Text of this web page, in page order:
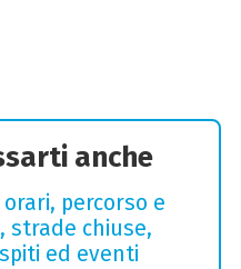
anche
percorso e
strade chiuse,
ed eventi